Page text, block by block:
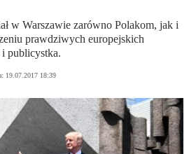
w Warszawie zarówno Polakom, jak i
prawdziwych europejskich
publicystka.
19.07.2017 18:39